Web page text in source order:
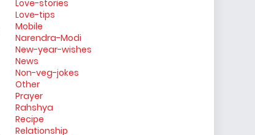
Love-stories
Love-tips
Mobile
Narendra-Modi
New-year-wishes
News
Non-veg-jokes
Other
Prayer
Rahshya
Recipe
Relationship